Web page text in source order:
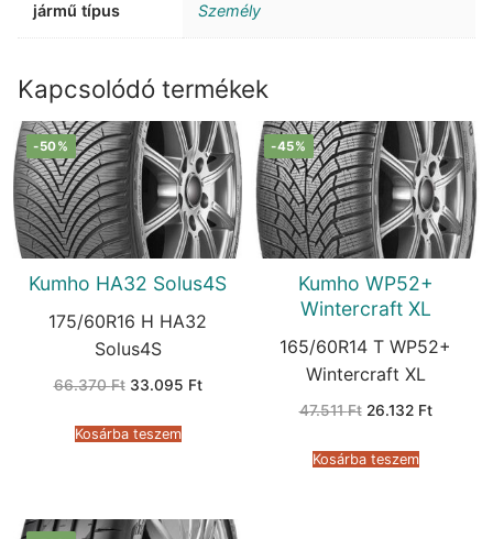
jármű típus Személy
Kapcsolódó termékek
-50%
Kumho HA32 Solus4S
175/60R16 H HA32
Solus4S
66.370Ft Original
66.370 Ft.
33.095 FtCurrent
Kosárba teszem
-45%
Kumho WP52+
Wintercraft XL
165/60R14 T WP52+
Wintercraft XL
47.511Ft Original
47.511 Ft.
26.132 FtCurrent
Kosárba teszem